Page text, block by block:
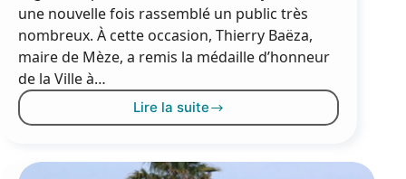
une nouvelle fois rassemblé un public très
nombreux. À cette occasion, Thierry Baëza,
maire de Mèze, a remis la médaille d’honneur
de la Ville à…
Lire la suite
Fête
2025 :